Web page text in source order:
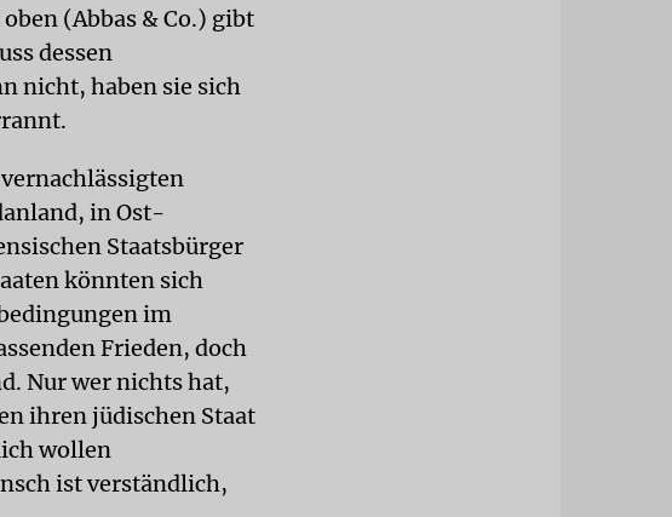
(Abbas & Co.) gibt
dessen
nicht, haben sie sich
in Ost-
Staatsbürger
könnten sich
im
Frieden, doch
Nur wer nichts hat,
ihren jüdischen Staat
wollen
ist verständlich,